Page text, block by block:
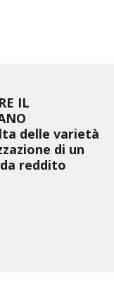
NATURA
IL
delle varietà
di un
reddito